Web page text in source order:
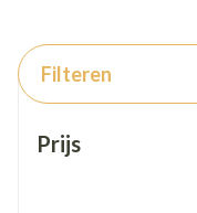
Filteren
Prijs